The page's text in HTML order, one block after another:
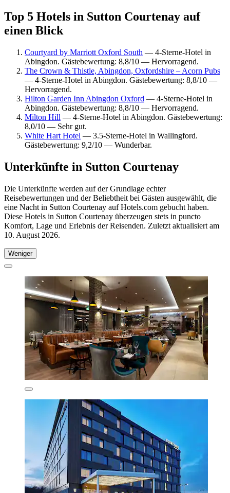
Top 5 Hotels in Sutton Courtenay auf
einen Blick
Courtyard by Marriott Oxford South — 4-Sterne-Hotel in
Abingdon. Gästebewertung: 8,8/10 — Hervorragend.
The Crown & Thistle, Abingdon, Oxfordshire – Acorn Pubs
— 4-Sterne-Hotel in Abingdon. Gästebewertung: 8,8/10 —
Hervorragend.
Hilton Garden Inn Abingdon Oxford — 4-Sterne-Hotel in
Abingdon. Gästebewertung: 8,8/10 — Hervorragend.
Milton Hill — 4-Sterne-Hotel in Abingdon. Gästebewertung:
8,0/10 — Sehr gut.
White Hart Hotel — 3.5-Sterne-Hotel in Wallingford.
Gästebewertung: 9,2/10 — Wunderbar.
Unterkünfte in Sutton Courtenay
Die Unterkünfte werden auf der Grundlage echter
Reisebewertungen und der Beliebtheit bei Gästen ausgewählt, die
eine Nacht in Sutton Courtenay auf Hotels.com gebucht haben.
Diese Hotels in Sutton Courtenay überzeugen stets in puncto
Komfort, Lage und Erlebnis der Reisenden. Zuletzt aktualisiert am
10. August 2026.
Weniger